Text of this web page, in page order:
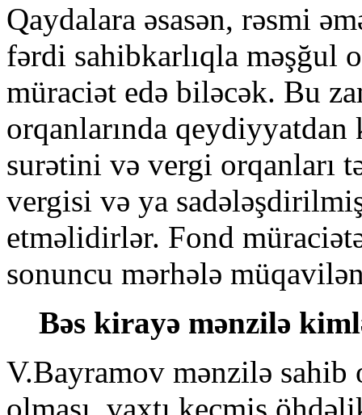
Qaydalara əsasən, rəsmi
fərdi sahibkarlıqla məşğul
müraciət edə biləcək. Bu
orqanlarında qeydiyyatdan
surətini və vergi orqanları
vergisi və ya
etməlidirlər. Fond
sonuncu mərhələ
Bəs kirayə mənzilə
V.Bayramov mənzilə sahib
olması, vaxtı keçmiş